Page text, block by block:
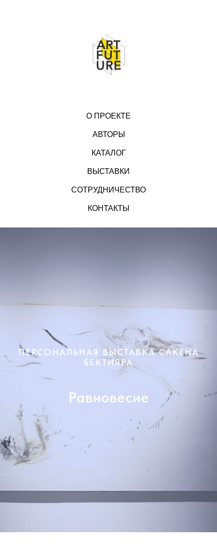
О ПРОЕКТЕ
АВТОРЫ
КАТАЛОГ
ВЫСТАВКИ
СОТРУДНИЧЕСТВО
КОНТАКТЫ
ПЕРСОНАЛЬНАЯ ВЫСТАВКА САКЕНА
БЕКТИЯРА
Равновесие